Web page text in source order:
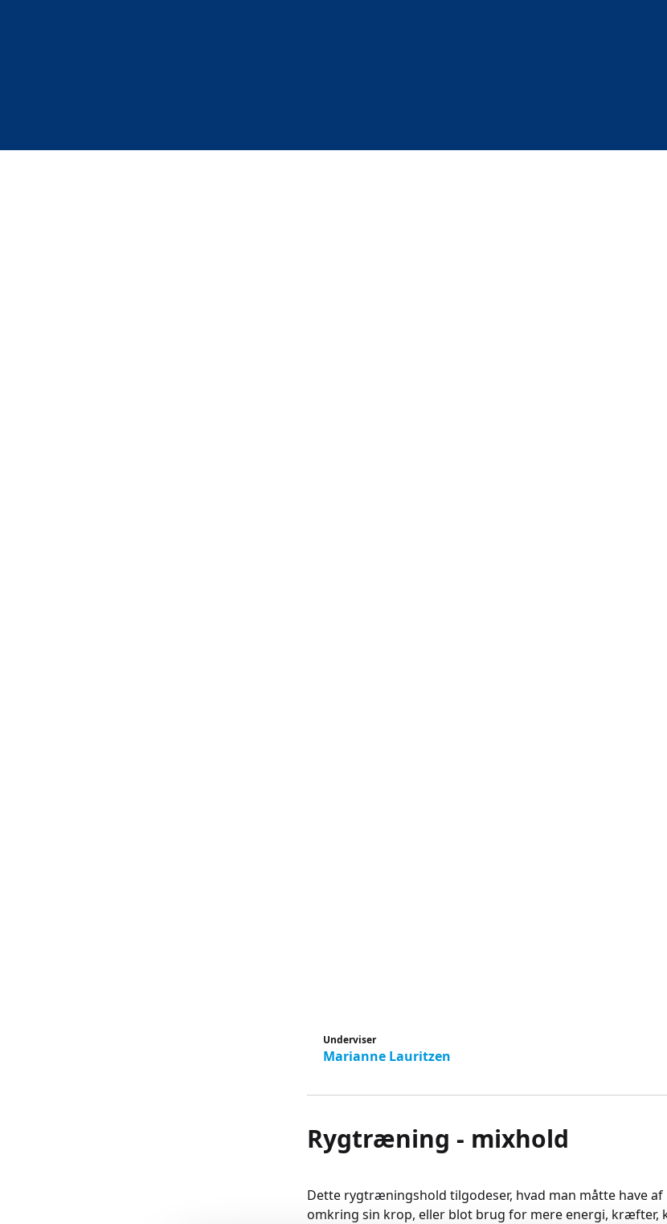
Underviser
Marianne Lauritzen
Rygtræning - mixhold
Dette rygtræningshold tilgodeser, hvad man måtte have
omkring sin krop, eller blot brug for mere energi, kræfter,